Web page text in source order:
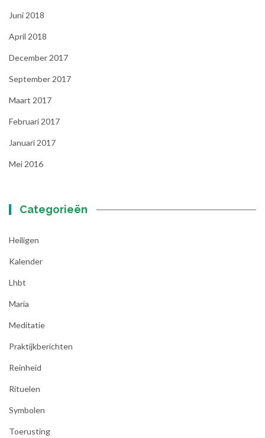
Juni 2018
April 2018
December 2017
September 2017
Maart 2017
Februari 2017
Januari 2017
Mei 2016
Categorieën
Heiligen
Kalender
Lhbt
Maria
Meditatie
Praktijkberichten
Reinheid
Rituelen
Symbolen
Toerusting